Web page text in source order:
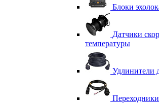
Блоки
Датчики
температуры
Удлинители